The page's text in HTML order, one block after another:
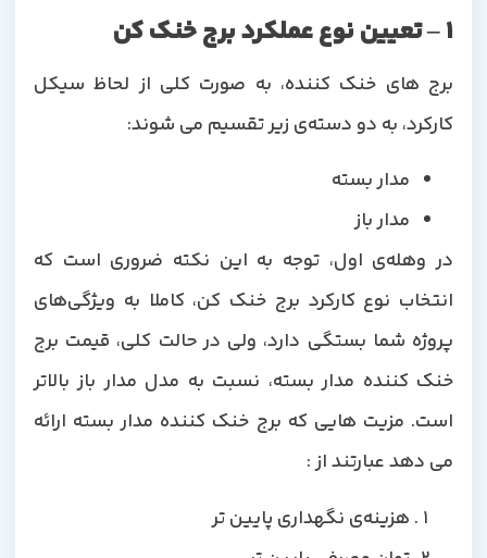
برج های خنک کننده، به صورت کلی از لحاظ سیکل
کارکرد، به دو دسته‌ی زیر تقسیم می شوند:
مدار بسته
مدار باز
در وهله‌ی اول، توجه به این نکته ضروری است که
انتخاب نوع کارکرد برج خنک کن، کاملا به ویژگی‌های
پروژه شما بستگی دارد، ولی در حالت کلی، قیمت برج
خنک کننده مدار بسته، نسبت به مدل مدار باز بالاتر
است. مزیت هایی که برج خنک کننده مدار بسته ارائه
می دهد عبارتند از :
هزینه‌ی نگهداری پایین تر